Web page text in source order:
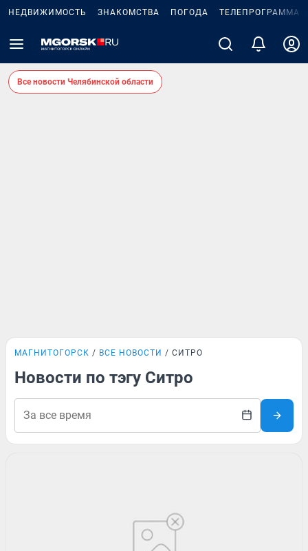
НЕДВИЖИМОСТЬ ЗНАКОМСТВА ПОГОДА ТЕЛЕПРОГРАММА
Все новости Челябинской области
МАГНИТОГОРСК ВСЕ НОВОСТИ СИТРО
Новости по тэгу Ситро